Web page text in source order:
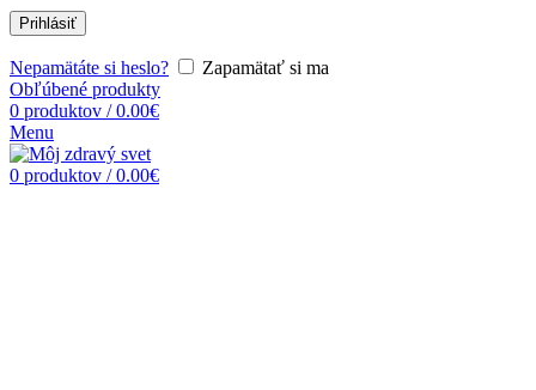
Prihlásiť
Nepamätáte si heslo?
Zapamätať si ma
Obľúbené produkty
0 produktov / 0.00€
Menu
0 produktov / 0.00€